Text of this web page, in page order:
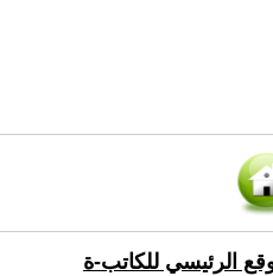
الرئيسي للكاتب-ة